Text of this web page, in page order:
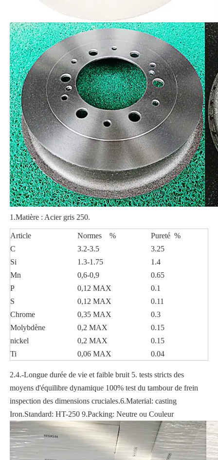
1.Matière : Acier gris 250.
Article Normes %
Pureté %
C
3.2-3.5
3.25
Si
1.3-1.75
1.4
Mn
0,6-0,9
0.65
P
0,12 MAX
0.1
S
0,12 MAX
0.11
Chrome
0,35 MAX
0.3
Molybdène
0,2 MAX
0.15
nickel
0,2 MAX
0.15
Ti
0,06 MAX 0.04
2.4.-Longue durée de vie et faible bruit 5. tests stricts des
moyens d'équilibre dynamique 100% test du tambour de frein
inspection des dimensions cruciales.6.Material: casting
Iron.Standard: HT-250 9.Packing: Neutre ou Couleur